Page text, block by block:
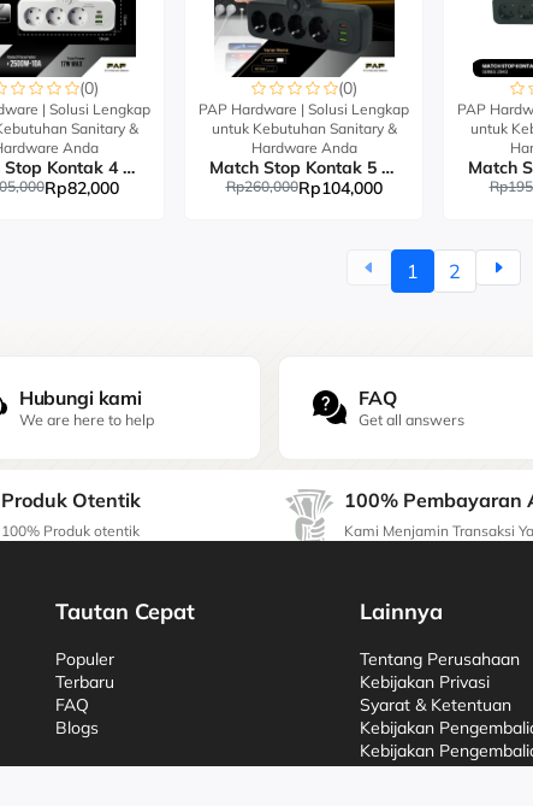
(0)
| Solusi Lengkap
Sanitary &
Anda
Match Stop Kontak 4 Lubang USB 8024UL#
Rp82,000
(0)
PAP Hardware | Solusi Lengkap
untuk Kebutuhan Sanitary &
Hardware Anda
Match Stop Kontak 5 Lubang USB 8025UL#
Rp260,000Rp104,000
PAP
untuk
1 2
Hubungi kami
We are here to help
FAQ
Get all answers
Produk Otentik
100% Produk otentik
100% Pembayaran
Kami Menjamin Transaksi
Tautan Cepat
Populer
Terbaru
FAQ
Blogs
Lainnya
Tentang Perusahaan
Kebijakan Privasi
Syarat & Ketentuan
Kebijakan
Kebijakan
Kebijakan Pembatalan